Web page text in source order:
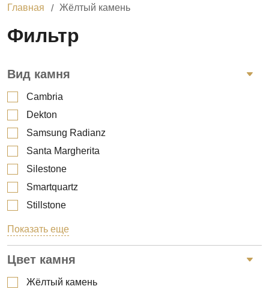
Главная Жёлтый камень
Фильтр
Вид камня
Cambria
Dekton
Samsung Radianz
Santa Margherita
Silestone
Smartquartz
Stillstone
Кварц
Кварцит
Показать еще
Цвет камня
Жёлтый камень